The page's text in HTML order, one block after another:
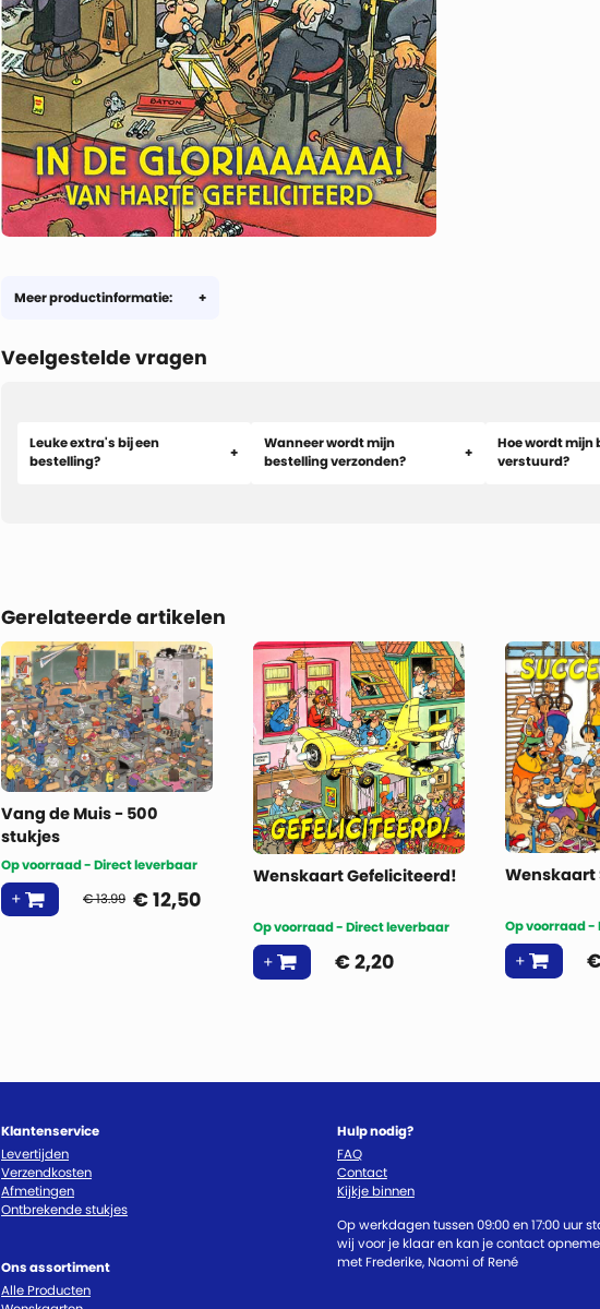
Meer productinformatie:
Veelgestelde vragen
Leuke extra's bij een
bestelling?
Wanneer wordt mijn
bestelling verzonden?
Hoe wordt mijn
verstuurd?
Gerelateerde artikelen
Vang de Muis - 500
stukjes
Op voorraad - Direct leverbaar
€ 13.99 €12,50
Wenskaart Gefeliciteerd!
Op voorraad - Direct leverbaar
€2,20
Wenskaart
Op voorraad -
Klantenservice
Levertijden
Verzendkosten
Afmetingen
Ontbrekende stukjes
Ons assortiment
Alle Producten
Hulp nodig?
FAQ
Contact
Kijkje binnen
Op werkdagen tussen 09:00 en 17:00 uur
wij voor je klaar en kan je contact
met Frederike, Naomi of René